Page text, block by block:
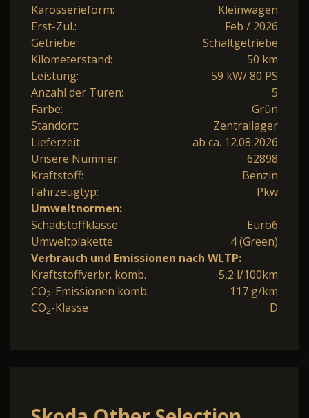
Karosserieform:
Kleinwagen
Erst-Zul.:
Feb / 2026
Getriebe:
Schaltgetriebe
Kilometerstand:
50 km
Leistung:
59 kW/ 80 PS
Anzahl der Türen:
5
Farbe:
Grün
Standort:
Zentrallager
Lieferzeit:
ab ca. 12.08.2026
Unsere Nummer:
62898
Kraftstoff:
Benzin
Fahrzeugtyp:
Pkw
Umweltnormen:
Schadstoffklasse
Euro6
Umweltplakette
4 (Green)
Verbrauch und Emissionen nach WLTP:
Kraftstoffverbr. komb.
5,2 l/100km
CO2-Emissionen komb.
117 g/km
CO2-Klasse D